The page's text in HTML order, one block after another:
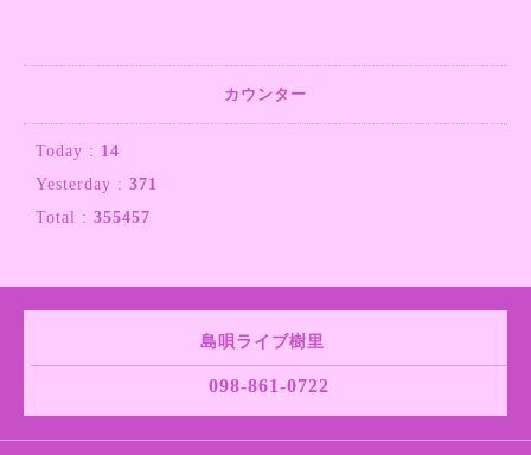
カウンター
Today : 14
Yesterday : 371
Total : 355457
島唄ライブ樹里
098-861-0722